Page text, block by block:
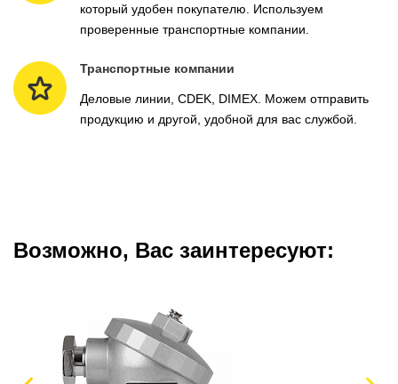
который удобен покупателю. Используем
проверенные транспортные компании.
Транспортные компании
Деловые линии, CDEK, DIMEX. Можем отправить
продукцию и другой, удобной для вас службой.
Возможно, Вас заинтересуют: